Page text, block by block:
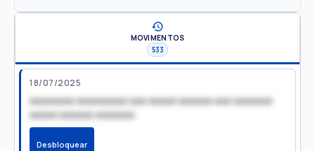
MOVIMENTOS
533
18/07/2025
xxxxxxxx xxxxxxxxx xxx xxxxx xxxxxx xxx xxxxxxx
xxxxx xxxxxx xxxxxxx
Desbloquear